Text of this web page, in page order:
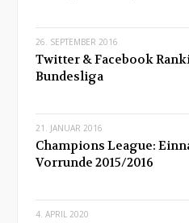
26. SEPTEMBER 2016
Twitter & Facebook
Bundesliga
21. JANUAR 2016
Champions League:
Vorrunde 2015/2016
4. APRIL 2020